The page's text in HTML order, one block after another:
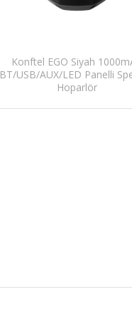
Konftel EGO Siyah
BT/USB/AUX/LED Panelli
Hoparlör